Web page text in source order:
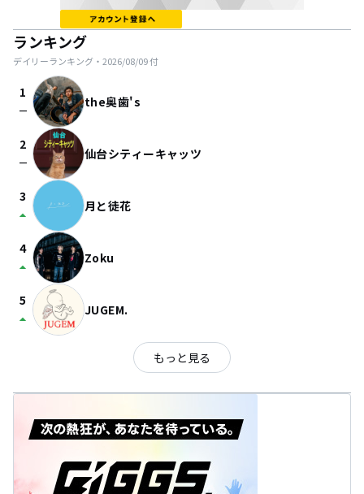
ランキング
デイリーランキング・ 2026/08/09付
1
check_indeterminate_small the奥歯's
2
check_indeterminate_small 仙台シティーキャッツ
3
arrow_drop_up 月と徒花
4
arrow_drop_up Zoku
5
arrow_drop_up JUGEM.
もっと見る